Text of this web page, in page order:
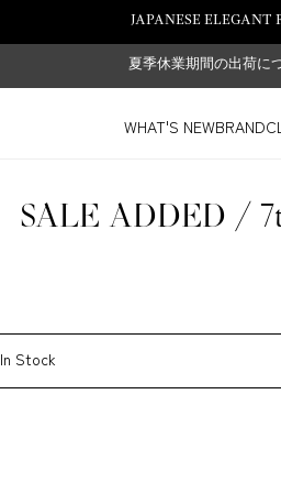
JAPANESE ELEGANT
夏季休業期間の出荷に
WHAT'S NEWBRAND
SALE ADDED /
In Stock